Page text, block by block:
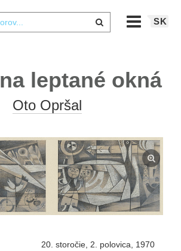
SK
leptané okná
Oto Opršal
20. storočie, 2. polovica, 1970